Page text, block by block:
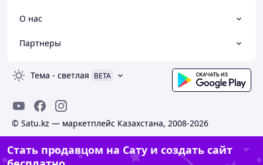
О нас
Партнеры
Тема - светлая BETA
© Satu.kz — маркетплейс Казахстана, 2008-2026
Стать продавцом на Сату и создать сайт